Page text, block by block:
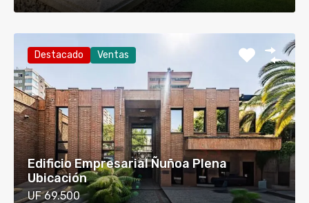
Destacado Ventas
Edificio Empresarial Ñuñoa Plena
Ubicación
UF 69.500